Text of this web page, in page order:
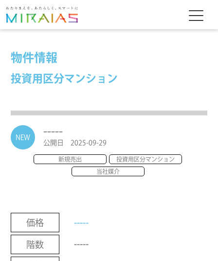
物件情報
投資用区分マンション
NEW
-----
公開日 2025-09-29
新規売出 投資用区分マンション
当社媒介
価格 -----
階数 -----